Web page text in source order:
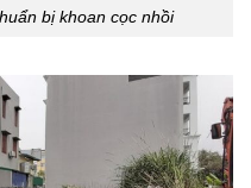
bị khoan cọc nhồi